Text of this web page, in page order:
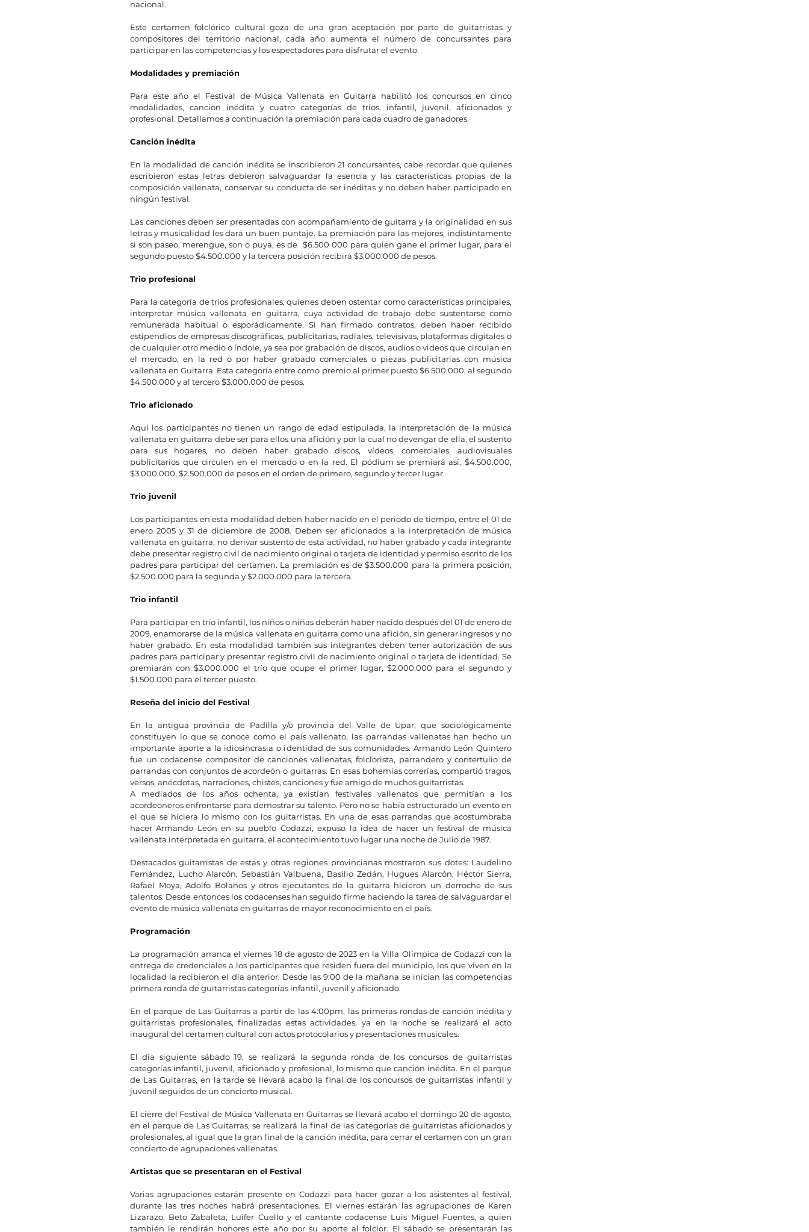
nacional.
Este certamen folclórico cultural goza de una gran aceptación por parte de guitarristas y
compositores del territorio nacional, cada año aumenta el número de concursantes para
participar en las competencias y los espectadores para disfrutar el evento.
Modalidades y premiación
Para este año el Festival de Música Vallenata en Guitarra habilitó los concursos en cinco
modalidades, canción inédita y cuatro categorías de tríos, infantil, juvenil, aficionados y
profesional. Detallamos a continuación la premiación para cada cuadro de ganadores.
Canción inédita
En la modalidad de canción inédita se inscribieron 21 concursantes, cabe recordar que quienes
escribieron estas letras debieron salvaguardar la esencia y las características propias de la
composición vallenata, conservar su conducta de ser inéditas y no deben haber participado en
ningún festival.
Las canciones deben ser presentadas con acompañamiento de guitarra y la originalidad en sus
letras y musicalidad les dará un buen puntaje. La premiación para las mejores, indistintamente
si son paseo, merengue, son o puya, es de  $6.500 000 para quien gane el primer lugar, para el
segundo puesto $4.500.000 y la tercera posición recibirá $3.000.000 de pesos.
Trio profesional
Para la categoría de tríos profesionales, quienes deben ostentar como características principales,
interpretar música vallenata en guitarra, cuya actividad de trabajo debe sustentarse como
remunerada habitual o esporádicamente. Si han firmado contratos, deben haber recibido
estipendios de empresas discográficas, publicitarias, radiales, televisivas, plataformas digitales o
de cualquier otro medio o índole, ya sea por grabación de discos, audios o videos que circulan en
el mercado, en la red o por haber grabado comerciales o piezas publicitarias con música
vallenata en Guitarra. Esta categoría entre como premio al primer puesto $6.500.000, al segundo
$4.500.000 y al tercero $3.000.000 de pesos.
Trio aficionado
Aquí los participantes no tienen un rango de edad estipulada, la interpretación de la música
vallenata en guitarra debe ser para ellos una afición y por la cual no devengar de ella, el sustento
para sus hogares, no deben haber grabado discos, vídeos, comerciales, audiovisuales
publicitarios que circulen en el mercado o en la red. El pódium se premiará así: $4.500.000,
$3.000.000, $2.500.000 de pesos en el orden de primero, segundo y tercer lugar.
Trio juvenil
Los participantes en esta modalidad deben haber nacido en el periodo de tiempo, entre el 01 de
enero 2005 y 31 de diciembre de 2008. Deben ser aficionados a la interpretación de música
vallenata en guitarra, no derivar sustento de esta actividad, no haber grabado y cada integrante
debe presentar registro civil de nacimiento original o tarjeta de identidad y permiso escrito de los
padres para participar del certamen. La premiación es de $3.500.000 para la primera posición,
$2.500.000 para la segunda y $2.000.000 para la tercera.
Trio infantil
Para participar en trío infantil, los niños o niñas deberán haber nacido después del 01 de enero de
2009, enamorarse de la música vallenata en guitarra como una afición, sin generar ingresos y no
haber grabado. En esta modalidad también sus integrantes deben tener autorización de sus
padres para participar y presentar registro civil de nacimiento original o tarjeta de identidad. Se
premiarán con $3.000.000 el trío que ocupe el primer lugar, $2.000.000 para el segundo y
$1.500.000 para el tercer puesto.
Reseña del inicio del Festival
En la antigua provincia de Padilla y/o provincia del Valle de Upar, que sociológicamente
constituyen lo que se conoce como el país vallenato, las parrandas vallenatas han hecho un
importante aporte a la idiosincrasia o identidad de sus comunidades. Armando León Quintero
fue un codacense compositor de canciones vallenatas, folclorista, parrandero y contertulio de
parrandas con conjuntos de acordeón o guitarras. En esas bohemias correrías, compartió tragos,
versos, anécdotas, narraciones, chistes, canciones y fue amigo de muchos guitarristas.
A mediados de los años ochenta, ya existían festivales vallenatos que permitían a los
acordeoneros enfrentarse para demostrar su talento. Pero no se había estructurado un evento en
el que se hiciera lo mismo con los guitarristas. En una de esas parrandas que acostumbraba
hacer Armando León en su pueblo Codazzi, expuso la idea de hacer un festival de música
vallenata interpretada en guitarra, el acontecimiento tuvo lugar una noche de Julio de 1987.
Destacados guitarristas de estas y otras regiones provincianas mostraron sus dotes: Laudelino
Fernández, Lucho Alarcón, Sebastián Valbuena, Basilio Zedán, Hugues Alarcón, Héctor Sierra,
Rafael Moya, Adolfo Bolaños y otros ejecutantes de la guitarra hicieron un derroche de sus
talentos. Desde entonces los codacenses han seguido firme haciendo la tarea de salvaguardar el
evento de música vallenata en guitarras de mayor reconocimiento en el país.
Programación
La programación arranca el viernes 18 de agosto de 2023 en la Villa Olímpica de Codazzi con la
entrega de credenciales a los participantes que residen fuera del municipio, los que viven en la
localidad la recibieron el día anterior. Desde las 9:00 de la mañana se inician las competencias
primera ronda de guitarristas categorías infantil, juvenil y aficionado.
En el parque de Las Guitarras a partir de las 4:00pm, las primeras rondas de canción inédita y
guitarristas profesionales, finalizadas estas actividades, ya en la noche se realizará el acto
inaugural del certamen cultural con actos protocolarios y presentaciones musicales.
El día siguiente sábado 19, se realizará la segunda ronda de los concursos de guitarristas
categorías infantil, juvenil, aficionado y profesional, lo mismo que canción inédita. En el parque
de Las Guitarras, en la tarde se llevará acabo la final de los concursos de guitarristas infantil y
juvenil seguidos de un concierto musical.
El cierre del Festival de Música Vallenata en Guitarras se llevará acabo el domingo 20 de agosto,
en el parque de Las Guitarras, se realizará la final de las categorías de guitarristas aficionados y
profesionales, al igual que la gran final de la canción inédita, para cerrar el certamen con un gran
concierto de agrupaciones vallenatas.
Artistas que se presentaran en el Festival
Varias agrupaciones estarán presente en Codazzi para hacer gozar a los asistentes al festival,
durante las tres noches habrá presentaciones. El viernes estarán las agrupaciones de Karen
Lizarazo, Beto Zabaleta, Luifer Cuello y el cantante codacense Luis Miguel Fuentes, a quien
también le rendirán honores este año por su aporte al folclor. El sábado se presentarán las